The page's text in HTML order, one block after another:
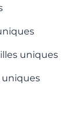
uniques
uniques